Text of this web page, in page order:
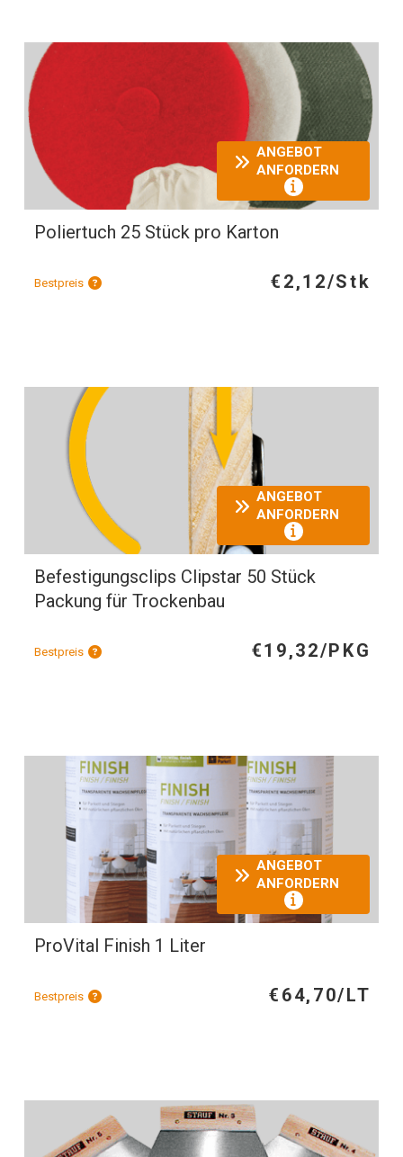
ANGEBOT
ANFORDERN
Poliertuch 25 Stück pro Karton
Bestpreis €2,12/Stk
ANGEBOT
ANFORDERN
Befestigungsclips Clipstar 50 Stück
Packung für Trockenbau
Bestpreis €19,32/PKG
ANGEBOT
ANFORDERN
ProVital Finish 1 Liter
Bestpreis €64,70/LT